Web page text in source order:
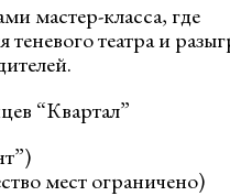
мастер-класса, где
театра и
“Квартал”
мест ограничено)